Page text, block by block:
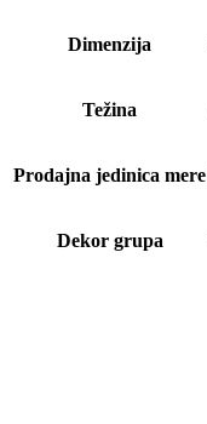
Dimenzija
Težina
Prodajna jedinica mere
Dekor grupa